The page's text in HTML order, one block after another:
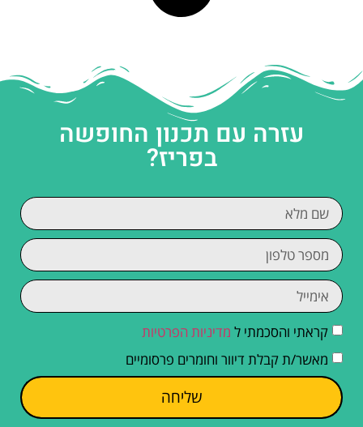
עזרה עם תכנון החופשה
בפריז?
קראתי והסכמתי ל מדיניות הפרטיות
מאשר/ת קבלת דיוור וחומרים פרסומיים
שליחה